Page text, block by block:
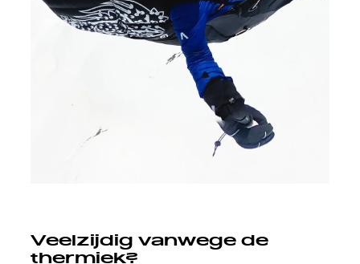
Veelzijdig vanwege de
thermiek?